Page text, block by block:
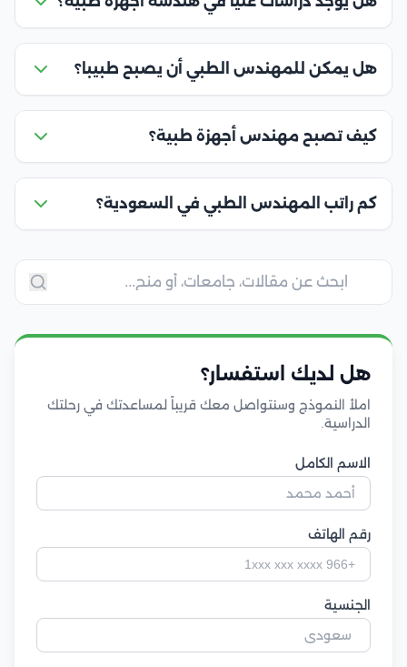
هل يمكن للمهندس الطبي أن يصبح طبيبا؟
كيف تصبح مهندس أجهزة طبية؟
كم راتب المهندس الطبي في السعودية؟
هل لديك استفسار؟
املأ النموذج وسنتواصل معك قريباً لمساعدتك في رحلتك
الدراسية.
الاسم الكامل
رقم الهاتف
الجنسية